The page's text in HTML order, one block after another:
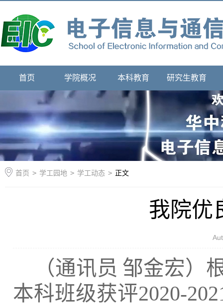
首页 学院概况 本科教育 研究生教育
首页 > 学工园地 > 学工动态 > 正文
我院优
（通讯员 邹金宏）
本科班级获评2020-